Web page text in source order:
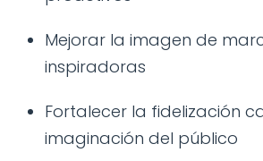
Mejorar la imagen de
inspiradoras
Fortalecer la fidelización
imaginación del público